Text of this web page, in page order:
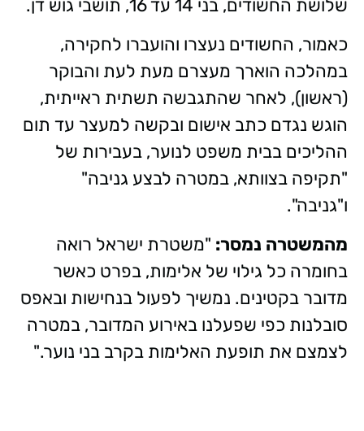
שלושת החשודים, בני 14 עד 16, תושבי גוש דן.
כאמור, החשודים נעצרו והועברו לחקירה,
במהלכה הוארך מעצרם מעת לעת והבוקר
(ראשון), לאחר שהתגבשה תשתית ראייתית,
הוגש נגדם כתב אישום ובקשה למעצר עד תום
ההליכים בבית משפט לנוער, בעבירות של
"תקיפה בצוותא, במטרה לבצע גניבה"
ו"גניבה".
מהמשטרה נמסר: "משטרת ישראל רואה
בחומרה כל גילוי של אלימות, בפרט כאשר
מדובר בקטינים. נמשיך לפעול בנחישות ובאפס
סובלנות כפי שפעלנו באירוע המדובר, במטרה
לצמצם את תופעת האלימות בקרב בני נוער."